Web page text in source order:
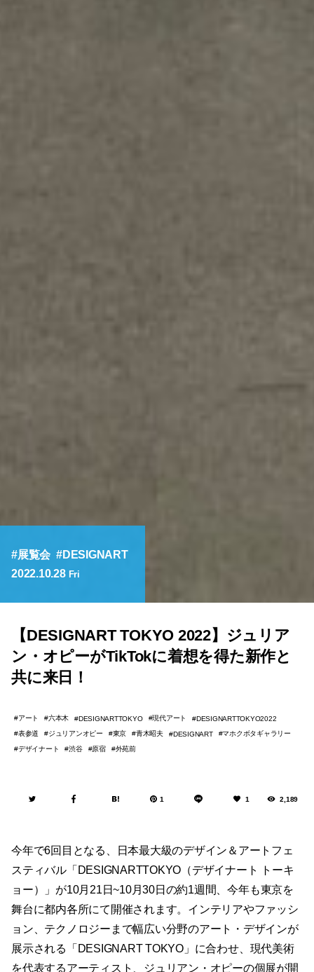
展覧会
DESIGNART
2022.10.28 Fri
【DESIGNART TOKYO 2022】ジュリア
ン・オピーがTikTokに着想を得た新作と
共に来日！
アート 六本木 DESIGNARTTOKYO 現代アート
DESIGNARTTOKYO2022
表参道
ジュリアンオピー 東京 ⻘木昭夫 DESIGNART
マホクボタギャラリー
デザイナート
渋谷 原宿 外苑前
1 1 2,189
今年で6回目となる、日本最大級のデザイン＆アートフェ
スティバル「DESIGNARTTOKYO（デザイナート トーキ
ョー）」が10月21日~10月30日の約1週間、今年も東京を
舞台に都内各所にて開催されます。インテリアやファッシ
ョン、テクノロジーまで幅広い分野のアート・デザインが
展示される「DESIGNART TOKYO」に合わせ、現代美術
を代表するアーティスト、ジュリアン・オピーの個展が開